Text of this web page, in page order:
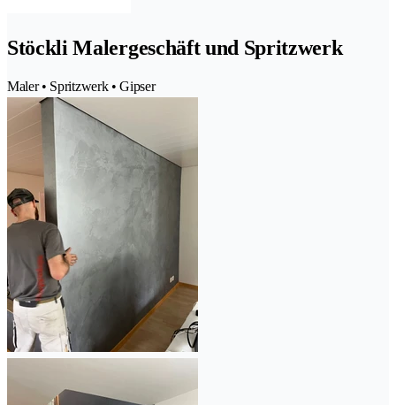
Stöckli Malergeschäft und Spritzwerk
Maler • Spritzwerk • Gipser